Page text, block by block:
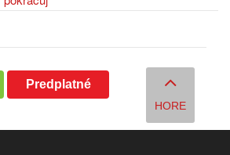
Predplatné
HORE